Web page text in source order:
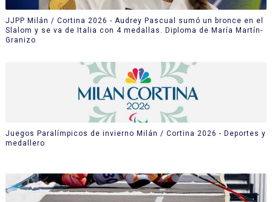
JJPP Milán / Cortina 2026 - Audrey Pascual sumó un bronce en el
Slalom y se va de Italia con 4 medallas. Diploma de María Martín-
Granizo
Juegos Paralímpicos de invierno Milán / Cortina 2026 - Deportes y
medallero